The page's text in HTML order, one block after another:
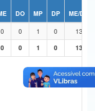
DO MP DP
ME/DO
0 0 1 0
13
0 0 1 0 13